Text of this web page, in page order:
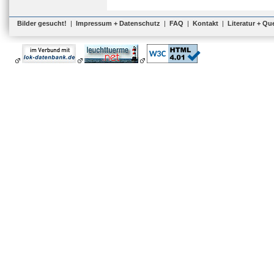
Bilder gesucht! | Impressum + Datenschutz | FAQ | Kontakt | Literatur +